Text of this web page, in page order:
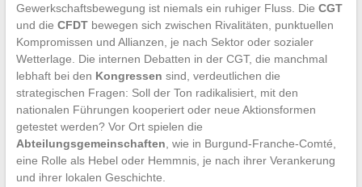
Gewerkschaftsbewegung ist niemals ein ruhiger Fluss. Die CGT
und die CFDTbewegen sich zwischen Rivalitäten, punktuellen
Kompromissen und Allianzen, je nach Sektor oder sozialer
Wetterlage. Die internen Debatten in der CGT, die manchmal
lebhaft bei den Kongressen sind, verdeutlichen die
strategischen Fragen: Soll der Ton radikalisiert, mit den
nationalen Führungen kooperiert oder neue Aktionsformen
getestet werden? Vor Ort spielen die
Abteilungsgemeinschaften , wie in Burgund-Franche-Comté,
eine Rolle als Hebel oder Hemmnis, je nach ihrer Verankerung
und ihrer lokalen Geschichte.